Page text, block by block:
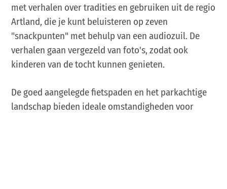
met verhalen over tradities en gebruiken uit de regio
Artland, die je kunt beluisteren op zeven
"snackpunten" met behulp van een audiozuil. De
verhalen gaan vergezeld van foto's, zodat ook
kinderen van de tocht kunnen genieten.
De goed aangelegde fietspaden en het parkachtige
landschap bieden ideale omstandigheden voor